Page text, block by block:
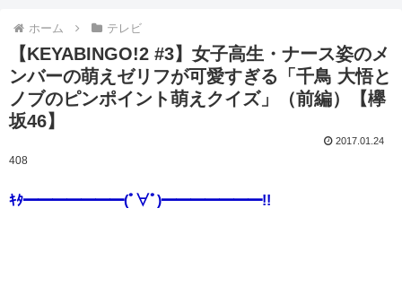
ホーム テレビ
【KEYABINGO!2 #3】女子高生・ナース姿のメ
ンバーの萌えゼリフが可愛すぎる「千鳥 大悟と
ノブのピンポイント萌えクイズ」（前編）【欅
坂46】
2017.01.24
408
ｷﾀ━━━━━━━(ﾟ∀ﾟ)━━━━━━━!!